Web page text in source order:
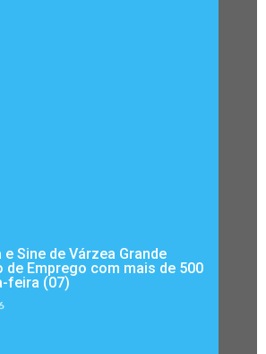
e Sine de Várzea Grande
de Emprego com mais de 500
feira (07)